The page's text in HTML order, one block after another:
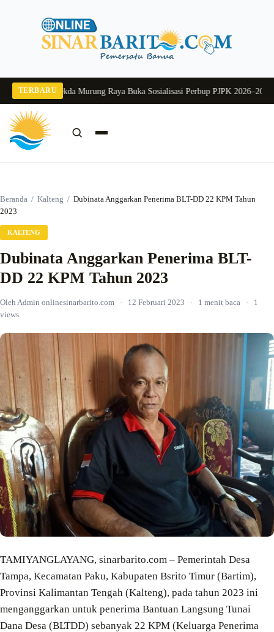
TERBARU
2026Pj Sekda Murung Raya Buka Sosialisasi Perbup PJPK 2026–2030
Beranda / Kalteng / Dubinata Anggarkan Penerima BLT-DD 22 KPM Tahun
2023
KALTENG
Dubinata Anggarkan Penerima BLT-
DD 22 KPM Tahun 2023
Oleh Admin onlinesinarbarito.com · 12 Februari 2023 · 1 menit baca ·
1
views
TAMIYANGLAYANG, sinarbarito.com – Pemerintah Desa
Tampa, Kecamatan Paku, Kabupaten Bsrito Timur (Bartim),
Provinsi Kalimantan Tengah (Kalteng), pada tahun 2023 ini
menganggarkan untuk penerima Bantuan Langsung Tunai
Dana Desa (BLTDD) sebanyak 22 KPM (Keluarga Penerima